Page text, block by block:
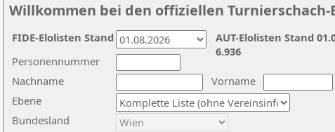
Willkommen bei den offiziellen Turnierschach-
Nachname
Vorname
Ebene
Personennummer
Bundesland
AUT-Elolisten Stand
6.936
FIDE-Elolisten Stand